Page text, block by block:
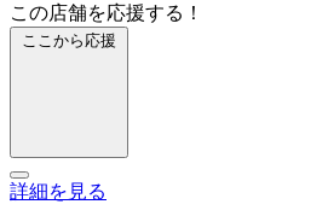
この店舗を応援する！
ここから応援
詳細を見る